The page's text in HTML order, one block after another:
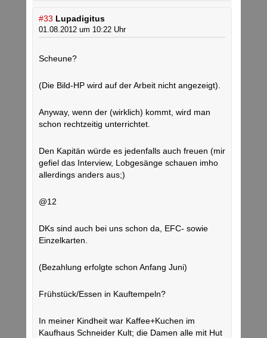
#33 Lupadigitus
01.08.2012 um 10:22 Uhr
Scheune?
(Die Bild-HP wird auf der Arbeit nicht angezeigt).
Anyway, wenn der (wirklich) kommt, wird man
schon rechtzeitig unterrichtet.
Den Kapitän würde es jedenfalls auch freuen (mir
gefiel das Interview, Lobgesänge schauen imho
allerdings anders aus;)
@12
DKs sind auch bei uns schon da, EFC- sowie
Einzelkarten.
(Bezahlung erfolgte schon Anfang Juni)
Frühstück/Essen in Kauftempeln?
In meiner Kindheit war Kaffee+Kuchen im
Kaufhaus Schneider Kult; die Damen alle mit Hut